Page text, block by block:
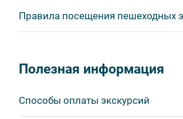
Правила посещения пешеходных
соблюдение которых сделает
бутилированной воды,
Полезная информация
Способы оплаты экскурсий